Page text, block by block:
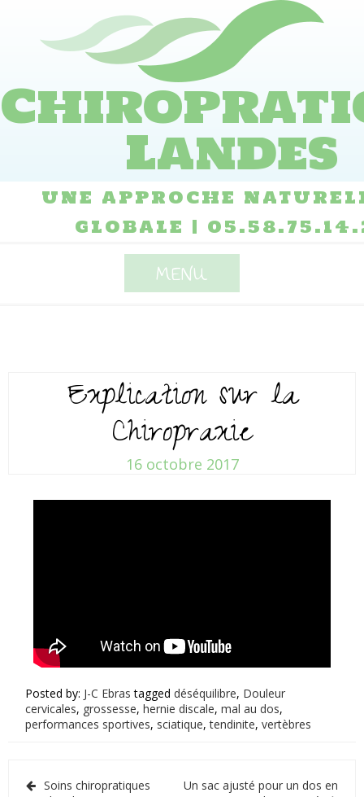
content
Landes
UNE APPROCHE
GLOBALE |
MENU
Explication sur la
Chiropraxie
16 octobre 2017
Posted by: J-C Ebras tagged déséquilibre, Douleur
cervicales, grossesse, hernie discale, mal au dos,
performances sportives, sciatique,tendinite, vertèbres
Navigation
Soins chiropratiques
Un sac ajusté pour un dos en